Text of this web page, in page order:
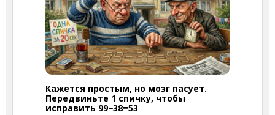
Кажется простым, но мозг пасует.
Передвиньте 1 спичку, чтобы
исправить 99−38=53